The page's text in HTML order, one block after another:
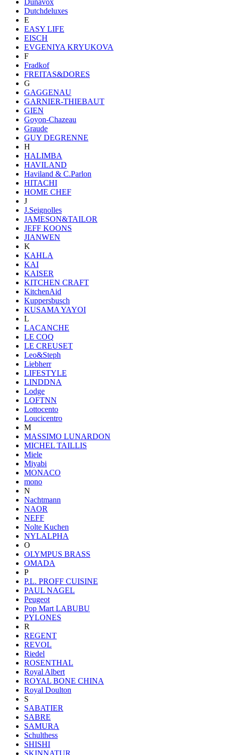
Dutchdeluxes
E
EASY LIFE
EISCH
EVGENIYA KRYUKOVA
F
Fradkof
FREITAS&DORES
G
GAGGENAU
GARNIER-THIEBAUT
GIEN
Goyon-Chazeau
Graude
GUY DEGRENNE
H
HALIMBA
HAVILAND
Haviland & C.Parlon
HITACHI
HOME CHEF
J
J.Seignolles
JAMESON&TAILOR
JEFF KOONS
JIANWEN
K
KAHLA
KAI
KAISER
KITCHEN CRAFT
KitchenAid
Kuppersbusch
KUSAMA YAYOI
L
LACANCHE
LE COQ
LE CREUSET
Leo&Steph
Liebherr
LIFESTYLE
LINDDNA
Lodge
LOFTNN
Lottocento
Loucicentro
M
MASSIMO LUNARDON
MICHEL TAILLIS
Miele
Miyabi
MONACO
mono
N
Nachtmann
NAOR
NEFF
Nolte Kuchen
NYLALPHA
O
OLYMPUS BRASS
OMADA
P
P.L. PROFF CUISINE
PAUL NAGEL
Peugeot
Pop Mart LABUBU
PYLONES
R
REGENT
REVOL
Riedel
ROSENTHAL
Royal Albert
ROYAL BONE CHINA
Royal Doulton
S
SABATIER
SABRE
SAMURA
Schulthess
SHISHI
SKINNATUR